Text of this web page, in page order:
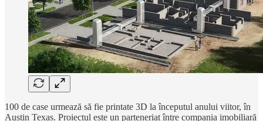
100 de case urmează să fie printate 3D la începutul anului viitor, în
Austin Texas. Proiectul este un parteneriat între compania imobiliară